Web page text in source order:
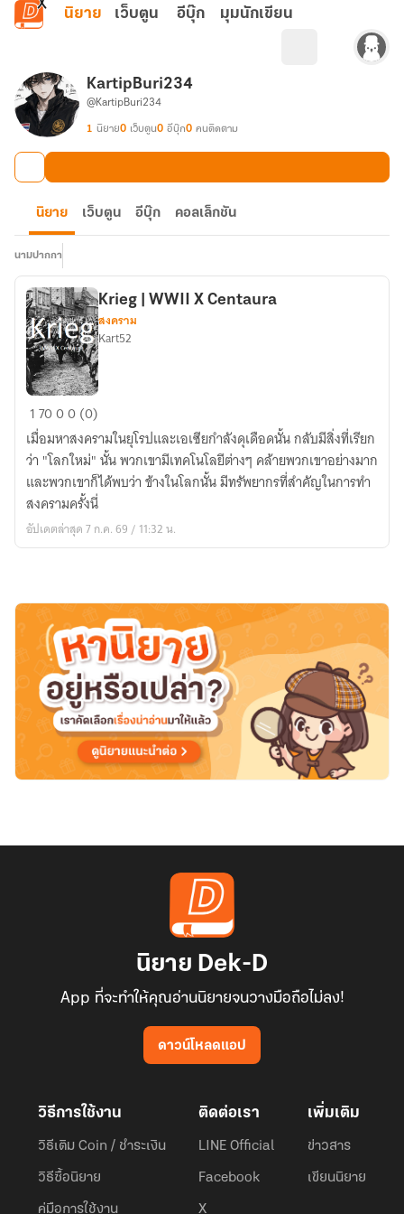
ข้ามไปยังเนื้อหาหลัก
นิยาย เว็บตูน อีบุ๊ก มุมนักเขียน
KartipBuri234
@KartipBuri234
1 นิยาย0 เว็บตูน0 อีบุ๊ก0 คนติดตาม
นิยาย เว็บตูน อีบุ๊ก คอลเล็กชัน
นามปากกา
Krieg
|
WWII
X
Centaura
Krieg | WWII X Centaura
สงคราม
Kart52
17000 (0)
เมื่อมหาสงครามในยุโรปและเอเซียกำลังดุเดือดนั้น กลับมีสิ่งที่เรียก
ว่า "โลกใหม่" นั้น พวกเขามีเทคโนโลยีต่างๆ คล้ายพวกเขาอย่างมาก
และพวกเขาก็ได้พบว่า ข้างในโลกนั้น มีทรัพยากรที่สำคัญในการทำ
สงครามครั้งนี่
อัปเดตล่าสุด 7 ก.ค. 69 / 11:32 น.
นิยาย Dek-D
App ที่จะทำให้คุณอ่านนิยายจนวางมือถือไม่ลง!
ดาวน์โหลดแอป
วิธีการใช้งาน
วิธีเติม Coin / ชำระเงิน
วิธีซื้อนิยาย
คู่มือการใช้งาน
ติดต่อเรา
LINE Official
Facebook
X
เพิ่มเติม
ข่าวสาร
เขียนนิยาย